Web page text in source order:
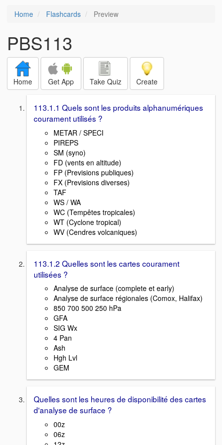
Home Flashcards Preview
PBS113
Home Get App Take Quiz Create
113.1.1 Quels sont les produits alphanumériques
courament utilisés ?
METAR / SPECI
PIREPS
SM (syno)
FD (vents en altitude)
FP (Previsions publiques)
FX (Previsions diverses)
TAF
WS / WA
WC (Tempêtes tropicales)
WT (Cyclone tropical)
WV (Cendres volcaniques)
113.1.2 Quelles sont les cartes courament
utilisées ?
Analyse de surface (complete et early)
Analyse de surface régionales (Comox, Halifax)
850 700 500 250 hPa
GFA
SIG Wx
4 Pan
Ash
Hgh Lvl
GEM
Quelles sont les heures de disponibilité des cartes
d'analyse de surface ?
00z
06z